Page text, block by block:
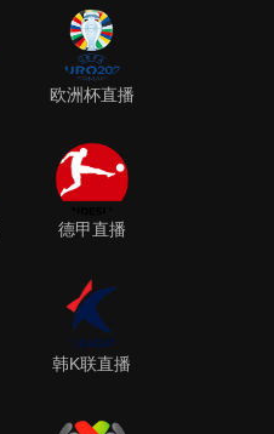
欧洲杯直播
德甲直播
韩K联直播